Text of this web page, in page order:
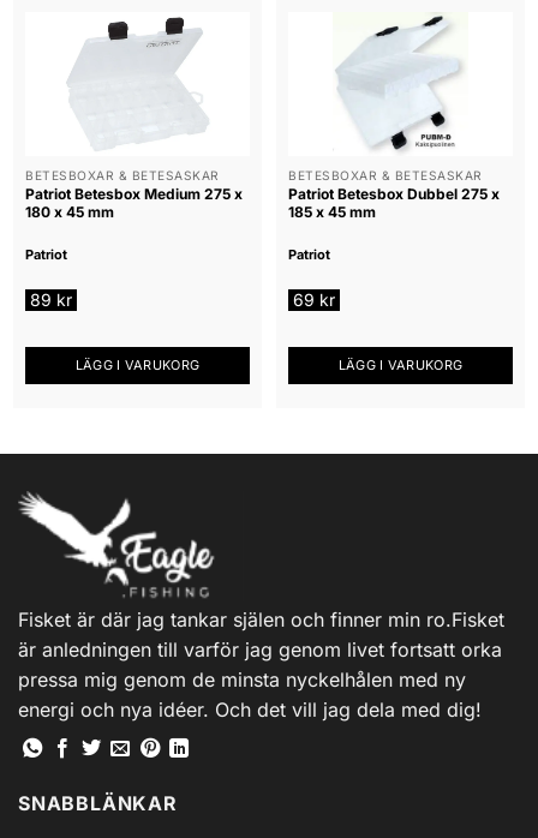
BETESBOXAR & BETESASKAR
Patriot Betesbox Medium 275 x
180 x 45 mm
Patriot
89 kr
LÄGG I VARUKORG
BETESBOXAR & BETESASKAR
Patriot Betesbox Dubbel 275 x
185 x 45 mm
Patriot
69 kr
LÄGG I VARUKORG
Fisket är där jag tankar själen och finner min ro.Fisket
är anledningen till varför jag genom livet fortsatt orka
pressa mig genom de minsta nyckelhålen med ny
energi och nya idéer. Och det vill jag dela med dig!
SNABBLÄNKAR